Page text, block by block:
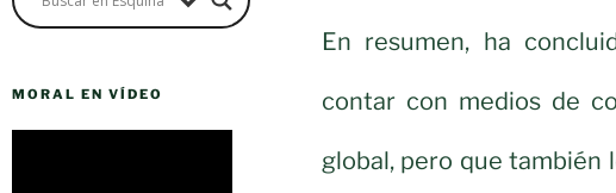
MORAL EN VÍDEO
En resumen, ha
contar con medios de
global, pero que también